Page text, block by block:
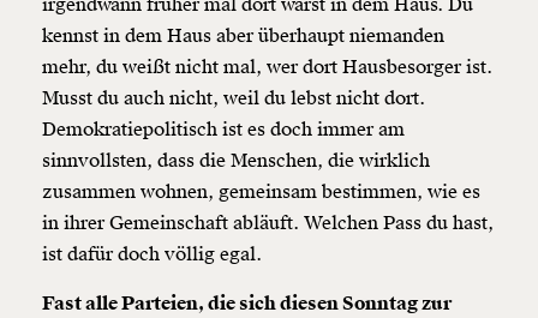
irgendwann früher mal dort warst in dem Haus. Du
kennst in dem Haus aber überhaupt niemanden
mehr, du weißt nicht mal, wer dort Hausbesorger ist.
Musst du auch nicht, weil du lebst nicht dort.
Demokratiepolitisch ist es doch immer am
sinnvollsten, dass die Menschen, die wirklich
zusammen wohnen, gemeinsam bestimmen, wie es
in ihrer Gemeinschaft abläuft. Welchen Pass du hast,
ist dafür doch völlig egal.
Fast alle Parteien, die sich diesen Sonntag zur